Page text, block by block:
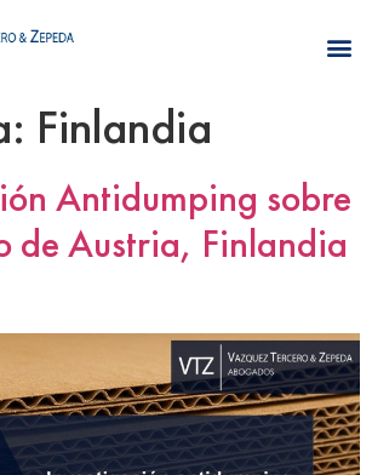
Finlandia
Antidumping sobre
de Austria, Finlandia